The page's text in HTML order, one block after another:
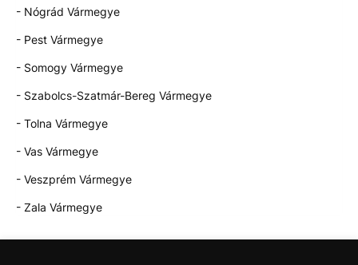
- Nógrád Vármegye
- Pest Vármegye
- Somogy Vármegye
- Szabolcs-Szatmár-Bereg Vármegye
- Tolna Vármegye
- Vas Vármegye
- Veszprém Vármegye
- Zala Vármegye